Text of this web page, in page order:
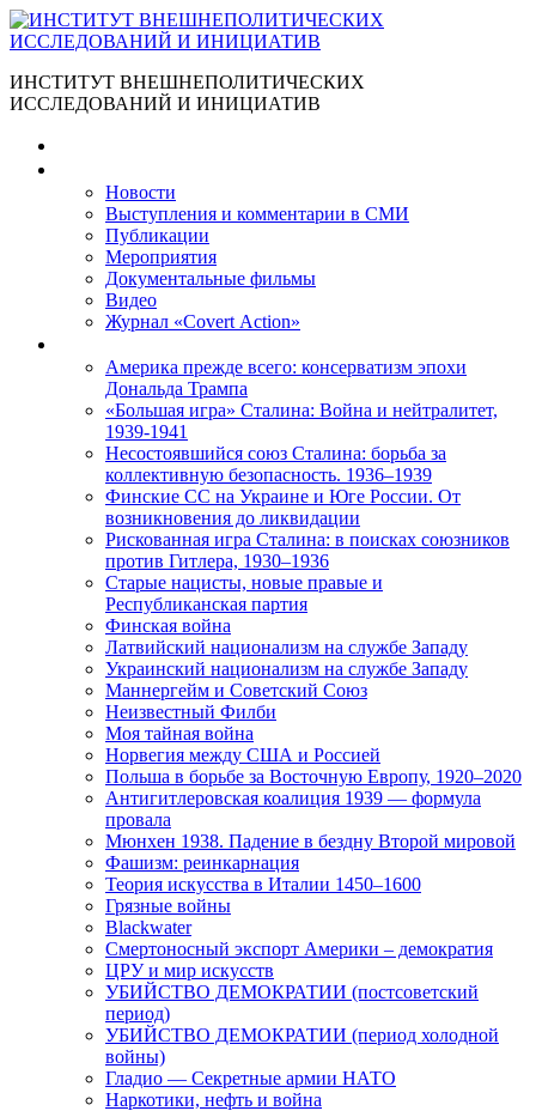
ИНСТИТУТ ВНЕШНЕПОЛИТИЧЕСКИХ
ИССЛЕДОВАНИЙ И ИНИЦИАТИВ
Новости
Выступления и коммента­рии в СМИ
Публикации
Мероприятия
Документальные фильмы
Видео
Журнал «Covert Action»
Америка прежде всего: консерватизм эпохи
Дональда Трампа
«Большая игра» Сталина: Война и нейтралитет,
1939-1941
Несостоявшийся союз Сталина: борьба за
коллективную безопасность. 1936–1939
Финские СС на Украине и Юге России. От
возникновения до ликвидации
Рискованная игра Сталина: в поисках союзников
против Гитлера, 1930–1936
Старые нацисты, новые правые и
Республиканская партия
Финская война
Латвийский национализм на службе Западу
Украинский национализм на службе Западу
Маннергейм и Советский Союз
Неизвестный Филби
Моя тайная война
Норвегия между США и Россией
Польша в борьбе за Восточную Европу, 1920–2020
Антигитлеровская коалиция 1939 — формула
провала
Мюнхен 1938. Падение в бездну Второй мировой
Фашизм: реинкарнация
Теория искусства в Италии 1450–1600
Грязные войны
Blackwater
Смертоносный экспорт Америки – демократия
ЦРУ и мир искусств
УБИЙСТВО ДЕМОКРАТИИ (постсоветский
период)
УБИЙСТВО ДЕМОКРАТИИ (период холодной
войны)
Гладио — Секретные армии НАТО
Наркотики, нефть и война